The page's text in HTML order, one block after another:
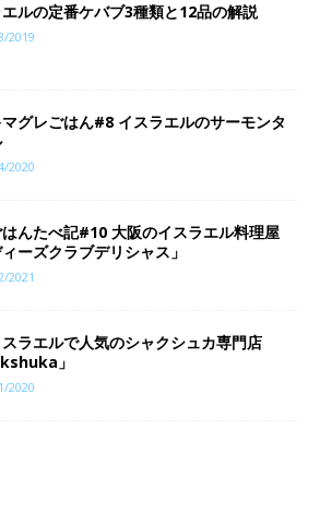
ルの定番ケバブ3種類と12品の解説
2019
グレごはん#8 イスラエルのサーモンタ
2020
んたべ記#10 大阪のイスラエル料理屋
ィーズクラブデリシャス」
2021
ラエルで人気のシャクシュカ専門店
」
2020